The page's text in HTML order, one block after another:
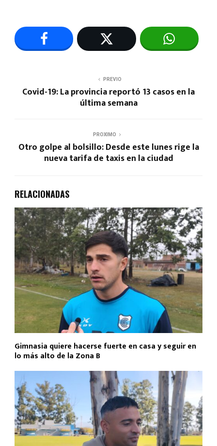
PREVIO
Covid-19: La provincia reportó 13 casos en la
última semana
PROXIMO
Otro golpe al bolsillo: Desde este lunes rige la
nueva tarifa de taxis en la ciudad
RELACIONADAS
Gimnasia quiere hacerse fuerte en casa y seguir en
lo más alto de la Zona B